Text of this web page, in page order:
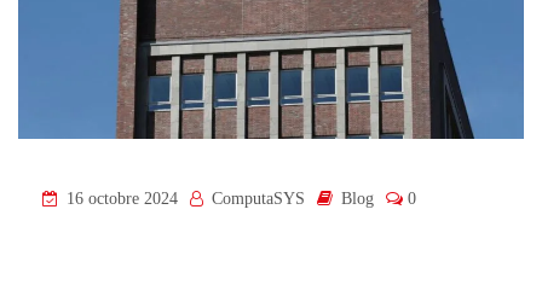
16 octobre 2024 ComputaSYS Blog 0